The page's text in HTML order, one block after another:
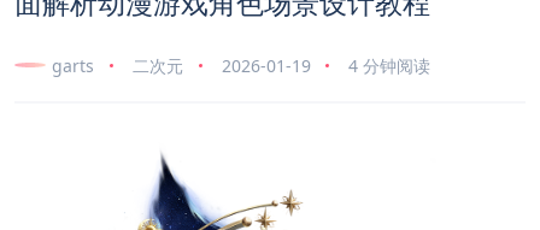
garts 二次元 2026-01-19 4 分钟阅读